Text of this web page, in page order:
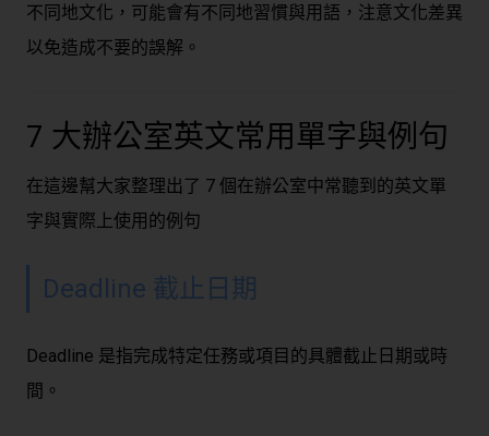
不同地文化，可能會有不同地習慣與用語，注意文化差異
以免造成不要的誤解。
7 大辦公室英文常用單字與例句
在這邊幫大家整理出了 7 個在辦公室中常聽到的英文單
字與實際上使用的例句
Deadline 截止日期
Deadline 是指完成特定任務或項目的具體截止日期或時
間。